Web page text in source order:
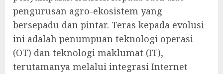
pengurusan agro-ekosistem yang
bersepadu dan pintar. Teras kepada evolusi
ini adalah penumpuan teknologi operasi
(OT) dan teknologi maklumat (IT),
terutamanya melalui integrasi Internet